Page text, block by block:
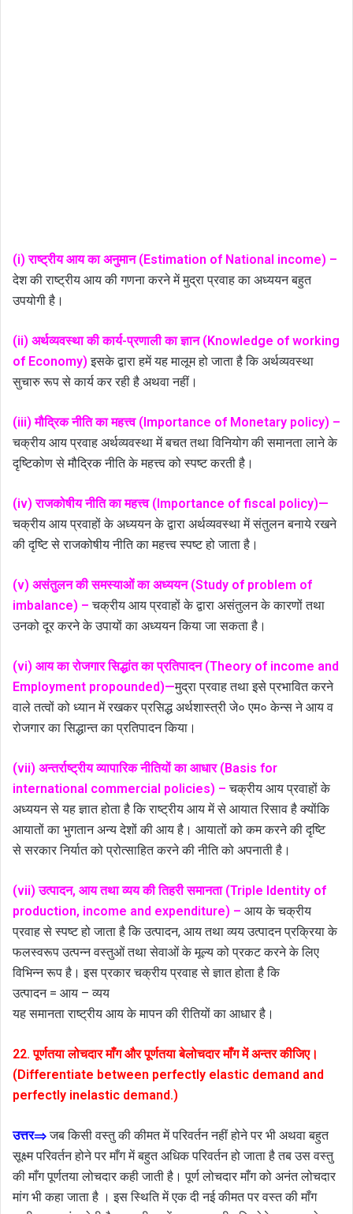
(i) राष्ट्रीय आय का अनुमान (Estimation of National income) –
देश की राष्ट्रीय आय की गणना करने में मुद्रा प्रवाह का अध्ययन बहुत
उपयोगी है।
(ii) अर्थव्यवस्था की कार्य-प्रणाली का ज्ञान (Knowledge of working
of Economy) इसके द्वारा हमें यह मालूम हो जाता है कि अर्थव्यवस्था
सुचारु रूप से कार्य कर रही है अथवा नहीं।
(iii) मौद्रिक नीति का महत्त्व (Importance of Monetary policy) –
चक्रीय आय प्रवाह अर्थव्यवस्था में बचत तथा विनियोग की समानता लाने के
दृष्टिकोण से मौद्रिक नीति के महत्त्व को स्पष्ट करती है।
(iv) राजकोषीय नीति का महत्त्व (Importance of fiscal policy)—
चक्रीय आय प्रवाहों के अध्ययन के द्वारा अर्थव्यवस्था में संतुलन बनाये रखने
की दृष्टि से राजकोषीय नीति का महत्त्व स्पष्ट हो जाता है।
(v) असंतुलन की समस्याओं का अध्ययन (Study of problem of
imbalance) – चक्रीय आय प्रवाहों के द्वारा असंतुलन के कारणों तथा
उनको दूर करने के उपायों का अध्ययन किया जा सकता है।
(vi) आय का रोजगार सिद्धांत का प्रतिपादन (Theory of income and
Employment propounded)—मुद्रा प्रवाह तथा इसे प्रभावित करने
वाले तत्वों को ध्यान में रखकर प्रसिद्ध अर्थशास्त्री जे० एम० केन्स ने आय व
रोजगार का सिद्धान्त का प्रतिपादन किया।
(vii) अन्तर्राष्ट्रीय व्यापारिक नीतियों का आधार (Basis for
international commercial policies) – चक्रीय आय प्रवाहों के
अध्ययन से यह ज्ञात होता है कि राष्ट्रीय आय में से आयात रिसाव है क्योंकि
आयातों का भुगतान अन्य देशों की आय है। आयातों को कम करने की दृष्टि
से सरकार निर्यात को प्रोत्साहित करने की नीति को अपनाती है।
(vii) उत्पादन, आय तथा व्यय की तिहरी समानता (Triple Identity of
production, income and expenditure) – आय के चक्रीय
प्रवाह से स्पष्ट हो जाता है कि उत्पादन, आय तथा व्यय उत्पादन प्रक्रिया के
फलस्वरूप उत्पन्न वस्तुओं तथा सेवाओं के मूल्य को प्रकट करने के लिए
विभिन्न रूप है। इस प्रकार चक्रीय प्रवाह से ज्ञात होता है कि
उत्पादन = आय – व्यय
यह समानता राष्ट्रीय आय के मापन की रीतियों का आधार है।
22. पूर्णतया लोचदार माँग और पूर्णतया बेलोचदार माँग में अन्तर कीजिए।
(Differentiate between perfectly elastic demand and
perfectly inelastic demand.)
उत्तर⇒ जब किसी वस्तु की कीमत में परिवर्तन नहीं होने पर भी अथवा बहुत
सूक्ष्म परिवर्तन होने पर माँग में बहुत अधिक परिवर्तन हो जाता है तब उस वस्तु
की माँग पूर्णतया लोचदार कही जाती है। पूर्ण लोचदार माँग को अनंत लोचदार
मांग भी कहा जाता है । इस स्थिति में एक दी नई कीमत पर वस्त की माँग